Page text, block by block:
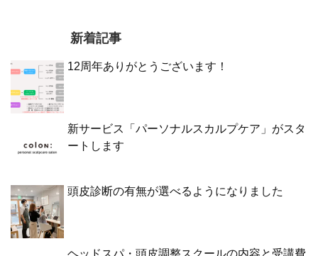
新着記事
12周年ありがとうございます！
新サービス「パーソナルスカルプケア」がスタ
ートします
頭皮診断の有無が選べるようになりました